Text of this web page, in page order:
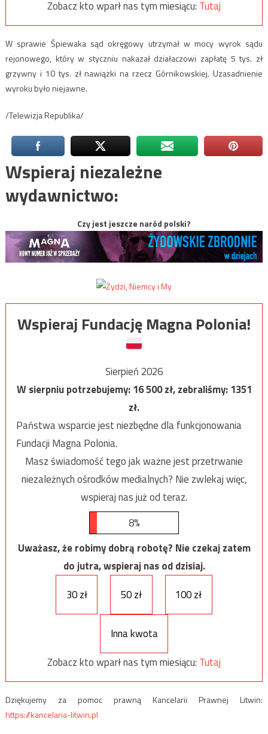
Zobacz kto wparł nas tym miesiącu: Tutaj
W sprawie Śpiewaka sąd okręgowy utrzymał w mocy wyrok sądu
rejonowego, który w styczniu nakazał działaczowi zapłatę 5 tys. zł
grzywny i 10 tys. zł nawiązki na rzecz Górnikowskiej. Uzasadnienie
wyroku było niejawne.
/Telewizja Republika/
Wspieraj niezależne
wydawnictwo:
Czy jest jeszcze naród polski?
Wspieraj Fundację Magna Polonia!
Sierpień 2026
W sierpniu potrzebujemy:16 500zł, zebraliśmy:1351
zł.
Państwa wsparcie jest niezbędne dla funkcjonowania
Fundacji Magna Polonia.
Masz świadomość tego jak ważne jest przetrwanie
niezależnych ośrodków medialnych? Nie zwlekaj więc,
wspieraj nas już od teraz.
8%
Uważasz, że robimy dobrą robotę? Nie czekaj zatem
do jutra, wspieraj nas od dzisiaj.
30 zł
50 zł 100 zł
Inna kwota
Zobacz kto wparł nas tym miesiącu: Tutaj
Dziękujemy za pomoc prawną Kancelarii Prawnej Litwin:
https://kancelaria-litwin.pl